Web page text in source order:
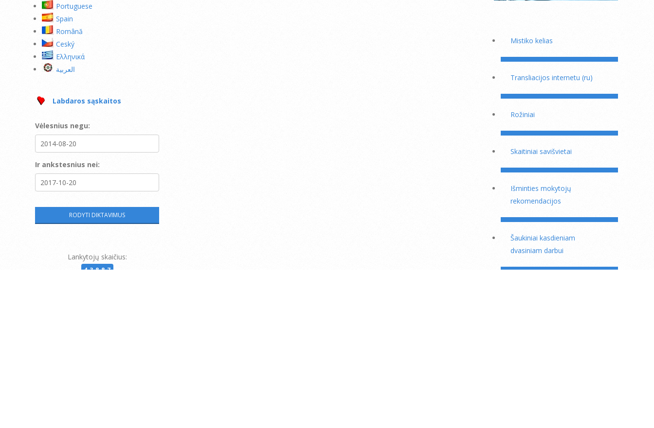
Portuguese
Spain
Română
Ceský
Ελληνικά
العربية
Labdaros sąskaitos
Vėlesnius negu:
Ir ankstesnius nei:
Lankytojų skaičius:
43887
Mistiko kelias
Transliacijos internetu (ru)
Rožiniai
Skaitiniai savišvietai
Išminties mokytojų
rekomendacijos
Šaukiniai kasdieniam
dvasiniam darbui